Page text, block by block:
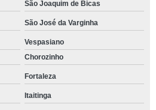
São Joaquim de Bicas
São José da Varginha
Vespasiano
Chorozinho
Fortaleza
Itaitinga